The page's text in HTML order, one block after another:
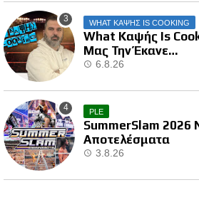
WHAT ΚΑΨΗΣ IS COOKING
What Καψής Is
Μας Την Έκανε…
6.8.26
PLE
SummerSlam 2026
Αποτελέσματα
3.8.26